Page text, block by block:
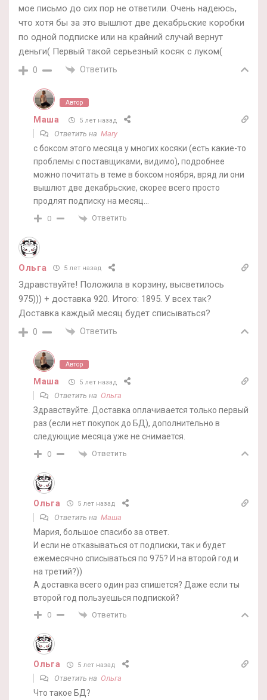
мое письмо до сих пор не ответили. Очень надеюсь,
что хотя бы за это вышлют две декабрьские коробки
по одной подписке или на крайний случай вернут
деньги( Первый такой серьезный косяк с луком(
0 Ответить
Автор
Маша 5 лет назад
Ответить на Mary
с боксом этого месяца у многих косяки (есть какие-то
проблемы с поставщиками, видимо), подробнее
можно почитать в теме в боксом ноября, вряд ли они
вышлют две декабрьские, скорее всего просто
продлят подписку на месяц…
0 Ответить
Ольга 5 лет назад
Здравствуйте! Положила в корзину, высветилось
975))) + доставка 920. Итого: 1895. У всех так?
Доставка каждый месяц будет списываться?
0 Ответить
Автор
Маша 5 лет назад
Ответить на Ольга
Здравствуйте. Доставка оплачивается только первый
раз (если нет покупок до БД), дополнительно в
следующие месяца уже не снимается.
0 Ответить
Ольга 5 лет назад
Ответить на Маша
Мария, большое спасибо за ответ.
И если не отказываться от подписки, так и будет
ежемесячно списываться по 975? И на второй год и
на третий?))
А доставка всего один раз спишется? Даже если ты
второй год пользуешься подпиской?
0 Ответить
Ольга 5 лет назад
Ответить на Ольга
Что такое БД?